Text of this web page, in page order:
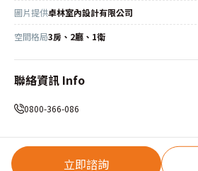
圖片提供卓林室內設計有限公司
空間格局3房、2廳、1衛
聯絡資訊 Info
0800-366-086
立即諮詢